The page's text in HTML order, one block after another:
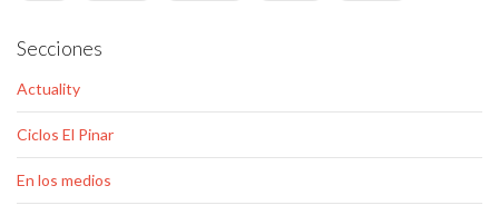
Secciones
Actuality
Ciclos El Pinar
En los medios